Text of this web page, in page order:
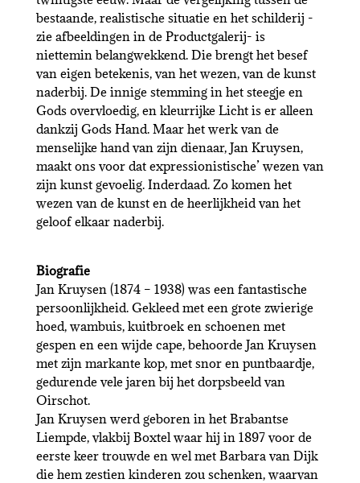
bestaande, realistische situatie en het schilderij -
zie afbeeldingen in de Productgalerij- is
niettemin belangwekkend. Die brengt het besef
van eigen betekenis, van het wezen, van de kunst
naderbij. De innige stemming in het steegje en
Gods overvloedig, en kleurrijke Licht is er alleen
dankzij Gods Hand. Maar het werk van de
menselijke hand van zijn dienaar, Jan Kruysen,
maakt ons voor dat expressionistische’ wezen van
zijn kunst gevoelig. Inderdaad. Zo komen het
wezen van de kunst en de heerlijkheid van het
geloof elkaar naderbij.
Biografie
Jan Kruysen (1874 – 1938) was een fantastische
persoonlijkheid. Gekleed met een grote zwierige
hoed, wambuis, kuitbroek en schoenen met
gespen en een wijde cape, behoorde Jan Kruysen
met zijn markante kop, met snor en puntbaardje,
gedurende vele jaren bij het dorpsbeeld van
Oirschot.
Jan Kruysen werd geboren in het Brabantse
Liempde, vlakbij Boxtel waar hij in 1897 voor de
eerste keer trouwde en wel met Barbara van Dijk
die hem zestien kinderen zou schenken, waarvan